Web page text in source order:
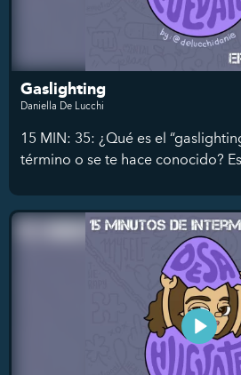
Gaslighting
Daniella De Lucchi
15 MIN: 35: ¿Qué es el
término o se te hace conocido?